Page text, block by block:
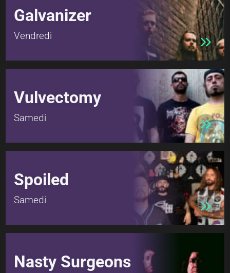
Galvanizer
Vendredi
Vulvectomy
Samedi
Spoiled
Samedi
Nasty Surgeons